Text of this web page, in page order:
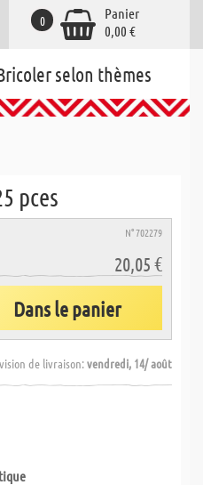
Panier
0,00 €
0
selon thèmes
pces
N° 702279
20,05 €
Dans le panier
de livraison:vendredi, 14/ août